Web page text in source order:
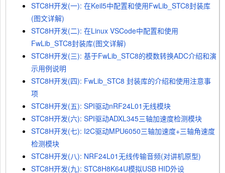
STC8H开发(一): 在Keil5中配置和使用FwLib_STC8封装库
(图文详解)
STC8H开发(二): 在Linux VSCode中配置和使用
FwLib_STC8封装库(图文详解)
STC8H开发(三): 基于FwLib_STC8的模数转换ADC介绍和演
示用例说明
STC8H开发(四): FwLib_STC8 封装库的介绍和使用注意事
项
STC8H开发(五): SPI驱动nRF24L01无线模块
STC8H开发(六): SPI驱动ADXL345三轴加速度检测模块
STC8H开发(七): I2C驱动MPU6050三轴加速度+三轴角速度
检测模块
STC8H开发(八): NRF24L01无线传输音频(对讲机原型)
STC8H开发(九): STC8H8K64U模拟USB HID外设